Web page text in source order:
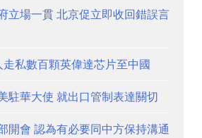
立場一貫 北京促立即收回錯誤言
走私數百顆英偉達芯片至中國
駐華大使 就出口管制表達關切
開會 認為有必要同中方保持溝通